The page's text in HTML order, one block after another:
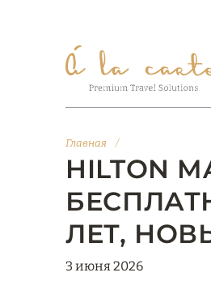
Главная /
HILTON
ЛЕТ,
3 июня 2026